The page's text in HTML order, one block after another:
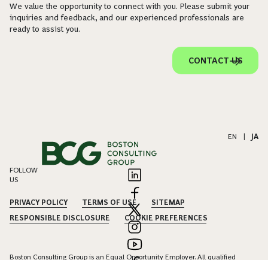
We value the opportunity to connect with you. Please submit your
inquiries and feedback, and our experienced professionals are
ready to assist you.
CONTACT US
EN | JA
FOLLOW
US
PRIVACY POLICY TERMS OF USE
SITEMAP
RESPONSIBLE DISCLOSURE
COOKIE PREFERENCES
Boston Consulting Group is an Equal Opportunity Employer. All qualified